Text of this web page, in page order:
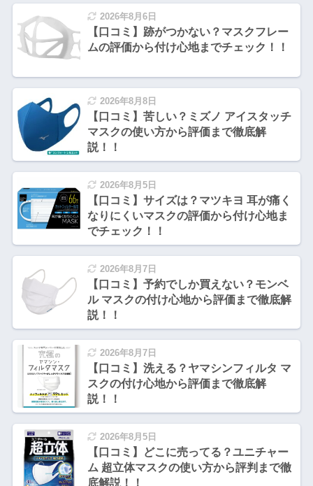
2026年8月6日
【口コミ】跡がつかない？マスクフレー
ムの評価から付け心地までチェック！！
2026年8月8日
【口コミ】苦しい？ミズノ アイスタッチ
マスクの使い方から評価まで徹底解
説！！
2026年8月5日
【口コミ】サイズは？マツキヨ 耳が痛く
なりにくいマスクの評価から付け心地ま
でチェック！！
2026年8月7日
【口コミ】予約でしか買えない？モンベ
ル マスクの付け心地から評価まで徹底解
説！！
2026年8月7日
【口コミ】洗える？ヤマシンフィルタ マ
スクの付け心地から評価まで徹底解
説！！
2026年8月5日
【口コミ】どこに売ってる？ユニチャー
ム 超立体マスクの使い方から評判まで徹
底解説！！